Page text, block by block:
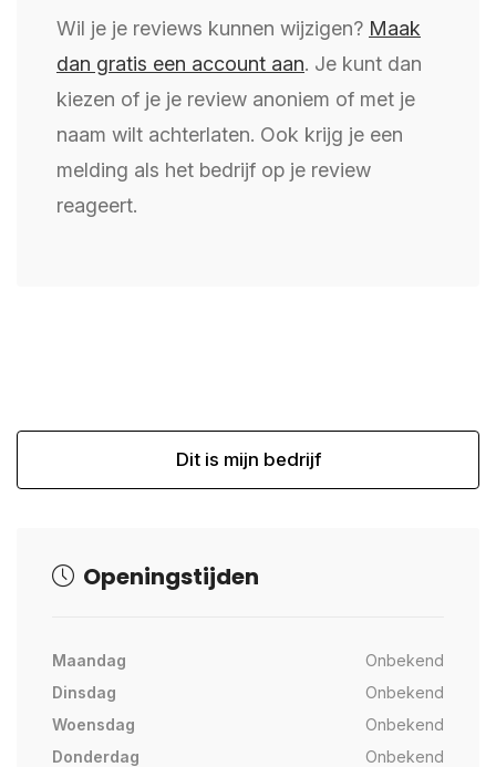
Wil je je reviews kunnen wijzigen? Maak
dan gratis een account aan. Je kunt dan
kiezen of je je review anoniem of met je
naam wilt achterlaten. Ook krijg je een
melding als het bedrijf op je review
reageert.
Dit is mijn bedrijf
Openingstijden
Maandag
Onbekend
Dinsdag
Onbekend
Woensdag
Onbekend
Donderdag
Onbekend